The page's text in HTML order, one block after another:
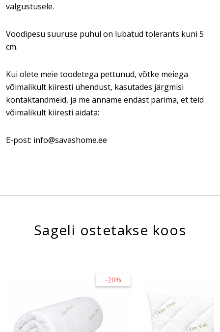
valgustusele.
Voodipesu suuruse puhul on lubatud tolerants kuni 5
cm.
Kui olete meie toodetega pettunud, võtke meiega
võimalikult kiiresti ühendust, kasutades järgmisi
kontaktandmeid, ja me anname endast parima, et teid
võimalikult kiiresti aidata:
E-post: info@savashome.ee
Sageli ostetakse koos
-20%